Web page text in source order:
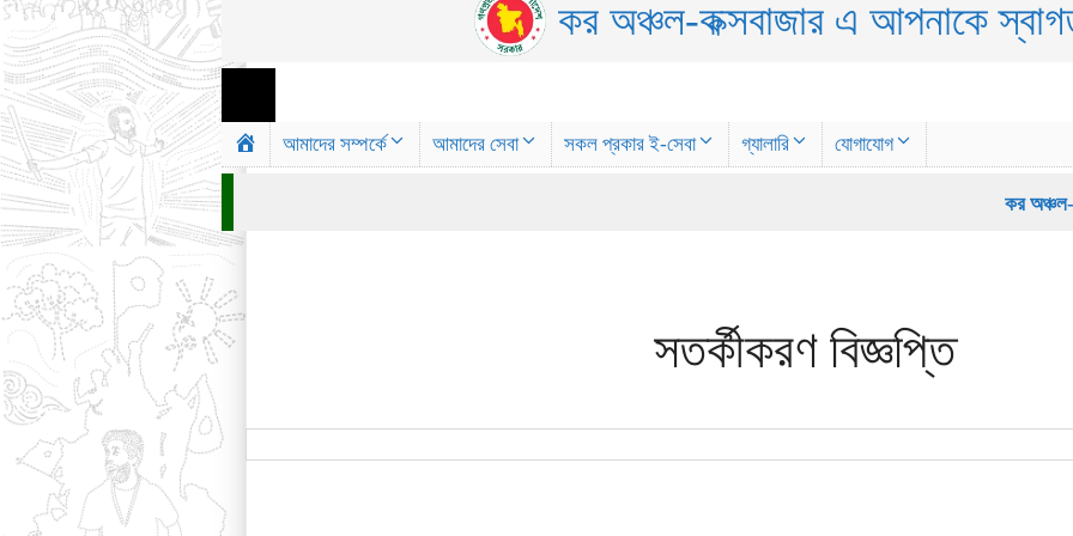
কর অঞ্চল-কক্সবাজার এ আপনাকে
H
e
আমাদের সম্পর্কে আমাদের সেবা সকল প্রকার ই-সেবা গ্যালারি যোগাযোগ
কর অঞ্চল-
সতর্কীকরণ বিজ্ঞপ্তি